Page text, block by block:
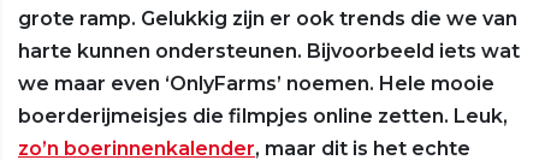
grote ramp. Gelukkig zijn er ook trends die we van
harte kunnen ondersteunen. Bijvoorbeeld iets wat
we maar even ‘OnlyFarms’ noemen. Hele mooie
boerderijmeisjes die filmpjes online zetten. Leuk,
zo’n boerinnenkalender, maar dit is het echte